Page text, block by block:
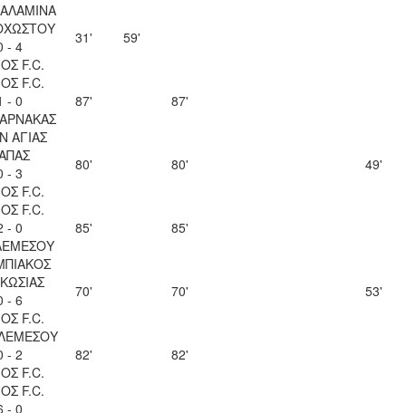
- 4
F.C.
31' 59'
F.C.
- 0
87'
87'
ΑΓΙΑΣ
- 3
F.C.
80' 80' 49'
F.C.
- 0
85'
85'
- 6
F.C.
70' 70' 53'
- 2
F.C.
82'
82'
F.C.
- 0